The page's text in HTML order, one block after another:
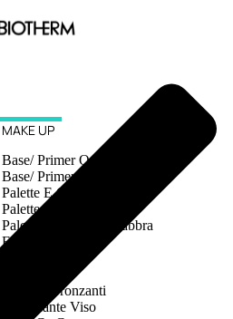
MAKE UP
Base/ Primer Occhi
Base/ Primer Viso
Palette E Cofanetti Occhi
Palette E Cofanetti Viso
Palette E Cofanetti Labbra
Fondotinta
Terre Abbronzanti
Illuminante Viso